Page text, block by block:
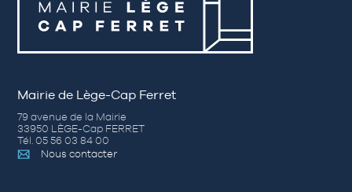
Mairie de Lège-Cap Ferret
79 avenue de la Mairie
33950 LÈGE-Cap FERRET
Tél. 05 56 03 84 00
Nous contacter